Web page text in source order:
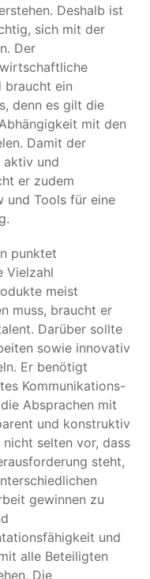
Deshalb ist
sich mit der
Der
braucht ein
denn es gilt die
mit den
Damit der
aktiv und
er zudem
und Tools für eine
punktet
Vielzahl
meist
muss, braucht er
Darüber sollte
sowie innovativ
Er benötigt
Kommunikations-
Absprachen mit
und konstruktiv
selten vor, dass
steht,
gewinnen zu
und
alle Beteiligten
Die